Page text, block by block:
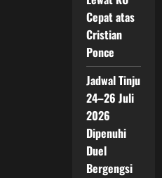
Cepat atas
Cristian
Ponce
Jadwal Tinju
24–26 Juli
2026
Dipenuhi
Duel
Bergengsi